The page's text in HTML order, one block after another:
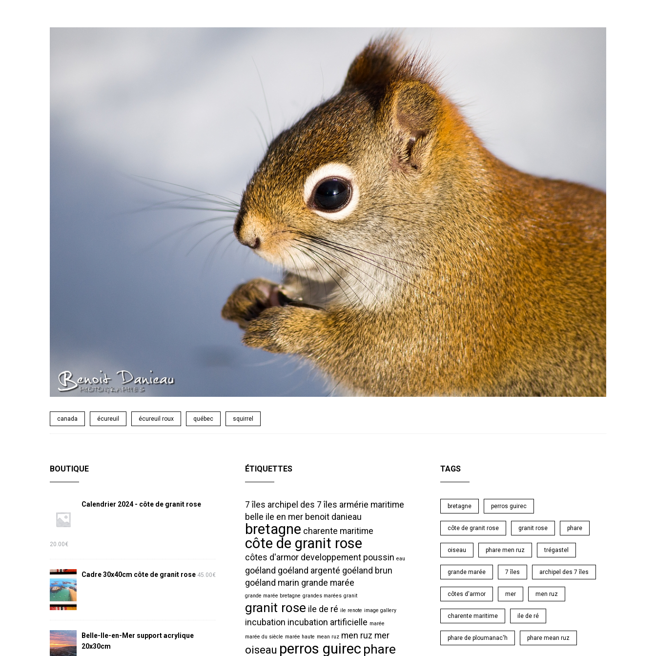
canada écureuil écureuil roux québec squirrel
BOUTIQUE
Calendrier 2024 - côte de granit rose
20.00€
Cadre 30x40cm côte de granit rose 45.00€
Belle-Ile-en-Mer support acrylique
20x30cm
ÉTIQUETTES
7 îles archipel des 7 îles armérie maritime
belle ile en mer benoit danieau
bretagne charente maritime
côte de granit rose
côtes d'armor developpement poussin eau
goéland goéland argenté goéland brun
goéland marin grande marée
grande marée bretagne grandes marées granit
granit rose ile de ré ile renote image gallery
incubation incubation artificielle marée
marée du siècle marée haute mean ruz men ruz mer
oiseau perros guirec phare
TAGS
bretagne perros guirec
côte de granit rose granit rose phare
oiseau phare men ruz trégastel
grande marée 7 îles archipel des 7 îles
côtes d'armor mer men ruz
charente maritime ile de ré
phare de ploumanac'h phare mean ruz